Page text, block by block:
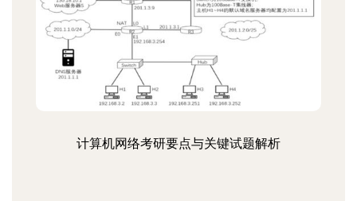
计算机网络考研要点与关键试题解析